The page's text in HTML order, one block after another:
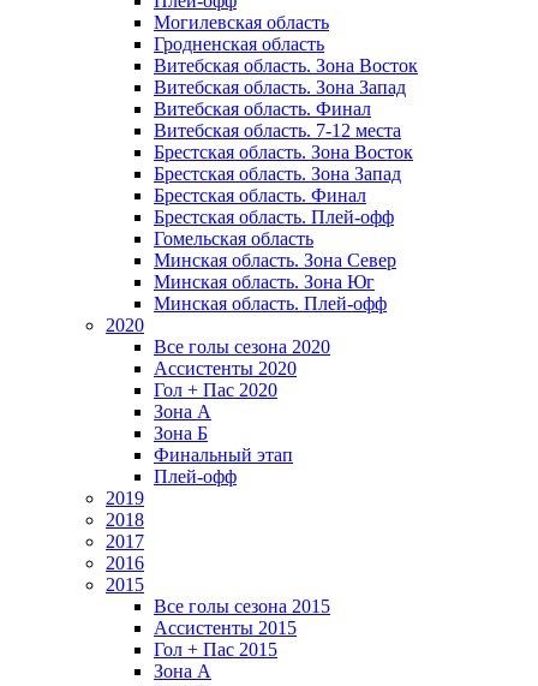
Могилевская область
Гродненская область
Витебская область. Зона Восток
Витебская область. Зона Запад
Витебская область. Финал
Витебская область. 7-12 места
Брестская область. Зона Восток
Брестская область. Зона Запад
Брестская область. Финал
Брестская область. Плей-офф
Гомельская область
Минская область. Зона Север
Минская область. Зона Юг
Минская область. Плей-офф
2020
Все голы сезона 2020
Ассистенты 2020
Гол + Пас 2020
Зона А
Зона Б
Финальный этап
Плей-офф
2019
2018
2017
2016
2015
Все голы сезона 2015
Ассистенты 2015
Гол + Пас 2015
Зона А